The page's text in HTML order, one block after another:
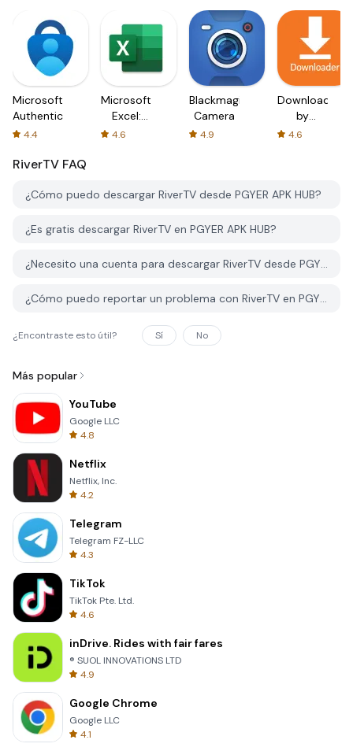
Microsoft
Authenticator
4.4
Microsoft
Excel:
Spreadsheets
4.6
Blackmagic
Camera
4.9
Downloader
by
AFTVnews
4.6
RiverTV FAQ
¿Cómo puedo descargar RiverTV desde PGYER APK HUB?
¿Es gratis descargar RiverTV en PGYER APK HUB?
¿Necesito una cuenta para descargar RiverTV desde PGYER APK HUB?
¿Cómo puedo reportar un problema con RiverTV en PGYER APK HUB?
¿Encontraste esto útil? Sí No
Más popular
YouTube
Google LLC
4.8
Netflix
Netflix, Inc.
4.2
Telegram
Telegram FZ-LLC
4.3
TikTok
TikTok Pte. Ltd.
4.6
inDrive. Rides with fair fares
® SUOL INNOVATIONS LTD
4.9
Google Chrome
Google LLC
4.1